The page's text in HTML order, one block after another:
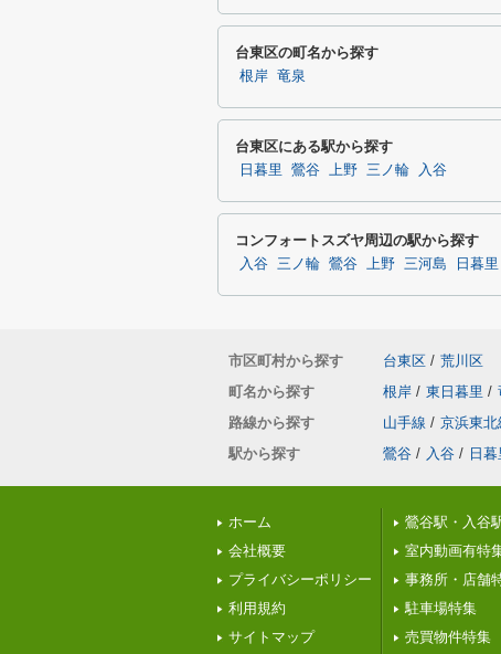
台東区の町名から探す
根岸 竜泉
台東区にある駅から探す
日暮里 鶯谷 上野 三ノ輪 入谷
コンフォートスズヤ周辺の駅から探す
入谷 三ノ輪 鶯谷 上野 三河島 日暮里
市区町村から探す 台東区 / 荒川区
町名から探す
根岸 / 東日暮里 /
路線から探す
山手線 / 京浜東北
駅から探す
鶯谷 / 入谷 / 日暮
ホーム
会社概要
プライバシーポリシー
利用規約
サイトマップ
鶯谷駅・入谷
室内動画有特
事務所・店舗
駐車場特集
売買物件特集